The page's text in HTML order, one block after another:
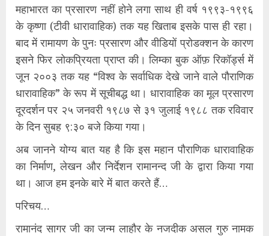
महाभारत का प्रसारण नहीं होने लगा साथ ही वर्ष १९९३-१९९६
के कृष्णा (टीवी धारावाहिक) तक यह खिताब इसके पास ही रहा।
बाद में रामायण के पुनः प्रसारण और वीडियों प्रोडक्शन के कारण
इसने फिर लोकप्रियता प्राप्त की। लिम्का बुक ऑफ़ रिकॉर्ड्स में
जून २००३ तक यह “विश्व के सर्वाधिक देखे जाने वाले पौराणिक
धारावाहिक” के रूप में सूचीबद्ध था। धारावाहिक का मूल प्रसारण
दूरदर्शन पर २५ जनवरी १९८७ से ३१ जुलाई १९८८ तक रविवार
के दिन सुबह ९:३० बजे किया गया।
अब जानने योग्य बात यह है कि इस महान पौराणिक धारावाहिक
का निर्माण, लेखन और निर्देशन रामानन्द जी के द्वारा किया गया
था। आज हम इनके बारे में बात करते हैं…
परिचय…
रामानंद सागर जी का जन्म लाहौर के नजदीक असल गुरु नामक